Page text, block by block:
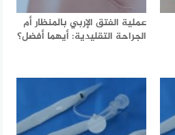
عملية الفتق الإربي بالمنظار أم
الجراحة التقليدية: أيهما أفضل؟